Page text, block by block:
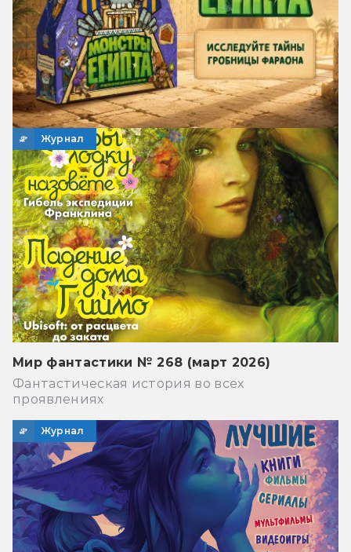
Журнал
Мир фантастики № 268 (март 2026)
Фантастическая история во всех
проявлениях
Журнал